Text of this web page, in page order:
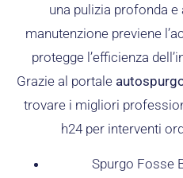
una pulizia profonda
manutenzione previene
protegge l’efficienza
Grazie al portale
trovare i migliori
h24 per interventi
Spurgo Fosse